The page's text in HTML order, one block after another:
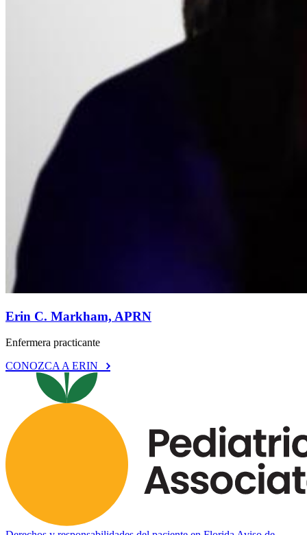
Erin C. Markham, APRN
Enfermera practicante
CONOZCA A ERIN